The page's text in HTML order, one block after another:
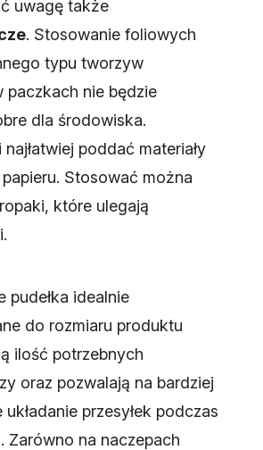
uwagę także
. Stosowanie foliowych
typu tworzyw
paczkach nie będzie
dla środowiska.
poddać materiały
Stosować można
które ulegają
pudełka idealnie
do rozmiaru produktu
ilość potrzebnych
oraz pozwalają na bardziej
przesyłek podczas
Zarówno na naczepach